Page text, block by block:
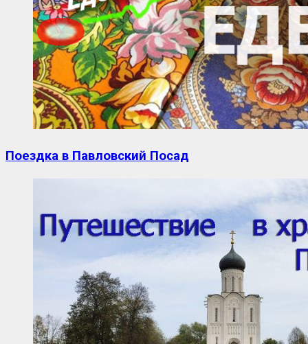
Поездка в Павловский Посад